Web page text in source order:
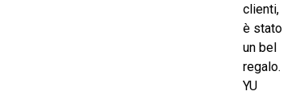
clienti,
è stato
un bel
regalo.
YU